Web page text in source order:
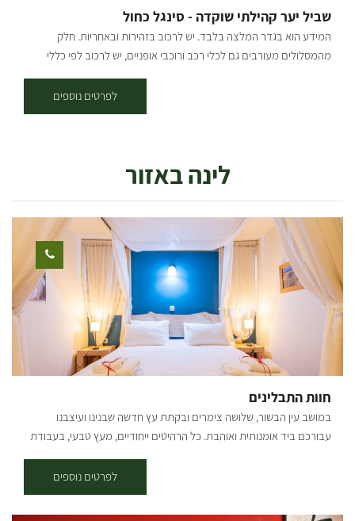
שביל יער קהילתי שוקדה - סינגל כחול
המידע הוא בגדר המלצה בלבד. יש לרכוב בזהירות ובאחריות. חלק
מהמסלולים מעורבים גם לכלי רכב ורוכבי אופניים, יש לרכוב לפי כללי
ק"מ נקודת התחלה וסיום: ניתן לצאת למסלול משתי נקודות התחלה וסיום -
בארי ויער שוקדה (המסלול הינו מעגלי, חד-כיווני עם כיוון השעון). תקציר על
אופניים במרכזו. תקציר המסלול: * יציאה מבארי - נרכב בדרך העפר
המקבילה לכביש הכניסה לבארי לכיוון כביש 232, נחצה וניכנס לדרך מצד
נמשיך בזרוע השמאלית, עם הסימון הכחול, במשך כשני קילומטרים
נוספים, עד שהוא מתעקל ימינה ומתרחק מכביש 232. בדרך עוברים
בחלקי שטח פתוחים וחלק בתוך החורש. 5.7 ק"מ מתחילת המסלול, אנו
פוגשים את דרך נוף יער שוקדה, ופונים בה ימינה לחזרה לכיוון בארי. *
יציאה משוקדה - מחניון שוקדה נמשיך 500 מ' בדרך הנוף, עד שנראה
סינגל החוצה את הדרך ואת שלט ההסבר על השבילים משמאל. נמשיך ישר
ונשתלב בשביל הכחול החוזר לכיוון כביש 232. קרדיט צילום: אילן שחם
מפה: *המידע מתוך אתרים לה מדווש ומסלולי אופניים בשטח עם קק"ל
לפרטים נוספים
לינה באזור
חוות התבלינים
במושב עין הבשור, שלושה צימרים ובקתת עץ חדשה שבנינו ועיצבנו
עבורכם ביד אומנותית ואוהבת. כל הרהיטים ייחודיים, מעץ טבעי, בעבודת
אירוח רומנטיים לזוגות ומשפחות. מה בבקתה? בכל בקתה שני חדרי שינה
נפרדים עם מיטות אפריון ומזגן בכל חדר, טלויזיה עם יציאות לחיבורים,
yes, חיבור לאינטרנט אלחוטי. ג'קוזי משולב עם מקלחת. בבקתות הג'קוזי
לפרטים נוספים